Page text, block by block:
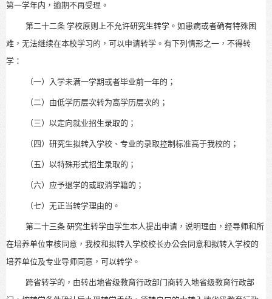
第一学年内，逾期不再受理。
第二十二条 学校原则上不允许研究生转学。如患病或者确有特殊困
难，无法继续在本校学习的，可以申请转学。有下列情形之一，不得转
学：
（一）入学未满一学期或者毕业前一年的；
（二）由低学历层次转为高学历层次的；
（三）以定向就业招生录取的；
（四）研究生拟转入学校、专业的录取控制标准高于我校的；
（五）以特殊形式招生录取的；
（六）应予退学的或取消学籍的；
（七）无正当转学理由的。
第二十三条 研究生转学由学生本人提出申请，说明理由，经导师和所
在培养单位审核同意，我校和拟转入学校校长办公会同意和拟转入学校的
培养单位及专业导师同意，可以转学。
跨省转学的，由转出地省级教育行政部门商转入地省级教育行政部